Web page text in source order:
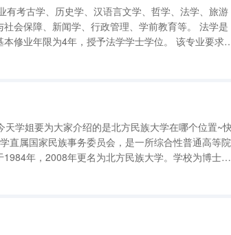
障、新闻学、行政管理、学前教育等。 法学是
限为4年，授予法学学士学位。 该专业要求学
、合理的知识结构，能在国家机关、企事业单位和社
年，2008年更名为北方民族大学。学校为博士、